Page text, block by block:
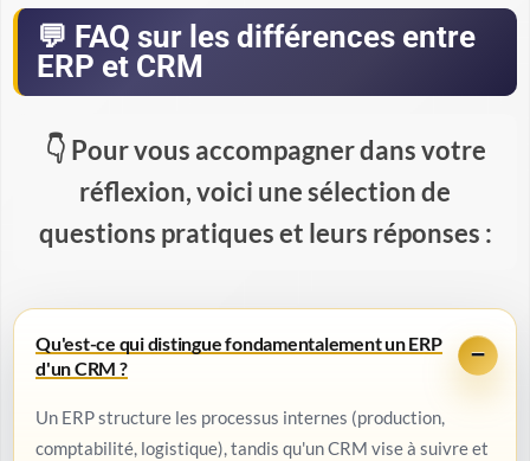
FAQ sur les différences entre
ERP et CRM
Pour vous accompagner dans votre
réflexion, voici une sélection de
questions pratiques et leurs réponses :
Qu'est-ce qui distingue fondamentalement un ERP
d'un CRM ?
Un ERP structure les processus internes (production,
comptabilité, logistique), tandis qu'un CRM vise à suivre et